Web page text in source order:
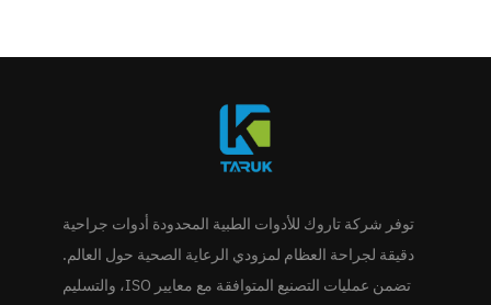
توفر شركة تاروك للأدوات الطبية المحدودة أدوات جراحية
دقيقة لجراحة العظام لمزودي الرعاية الصحية حول العالم.
تضمن عمليات التصنيع المتوافقة مع معايير ISO، والتسليم